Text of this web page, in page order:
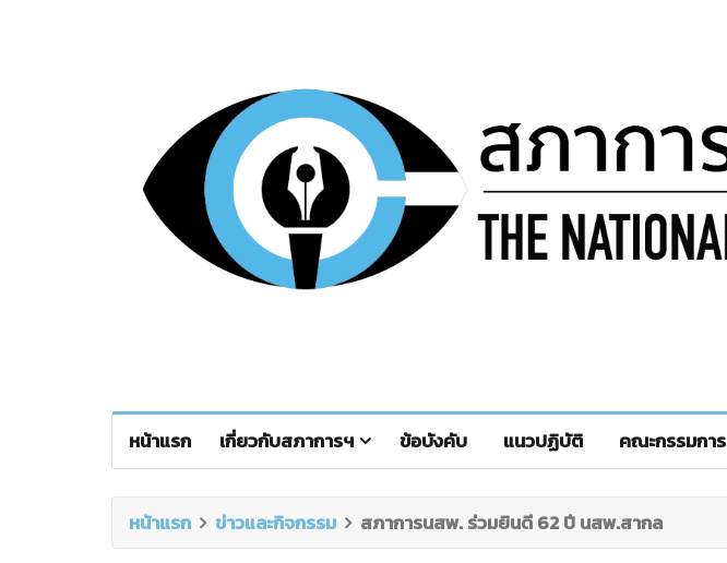
หน้าแรก เกี่ยวกับสภาการฯ ข้อบังคับ แนวปฏิบัติ คณะกรรมการ
หน้าแรก ข่าวและกิจกรรม สภาการนสพ. ร่วมยินดี 62 ปี นสพ.สากล